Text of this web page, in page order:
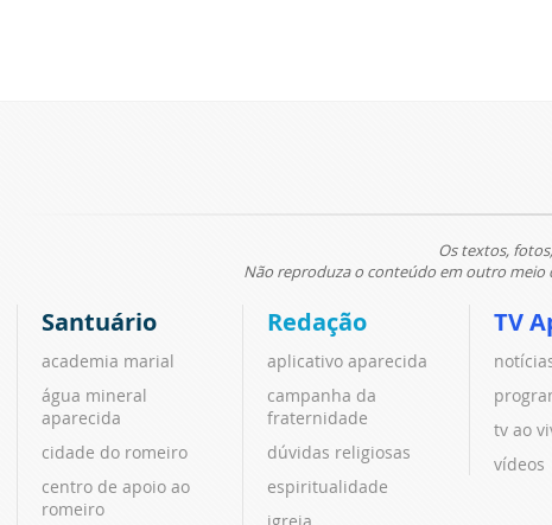
Os textos,
Não reproduza o conteúdo em outro meio
Santuário
academia marial
água mineral
aparecida
cidade do romeiro
centro de apoio ao
romeiro
Redação
aplicativo aparecida
campanha da
fraternidade
dúvidas religiosas
espiritualidade
igreja
TV
tv ao
vídeos